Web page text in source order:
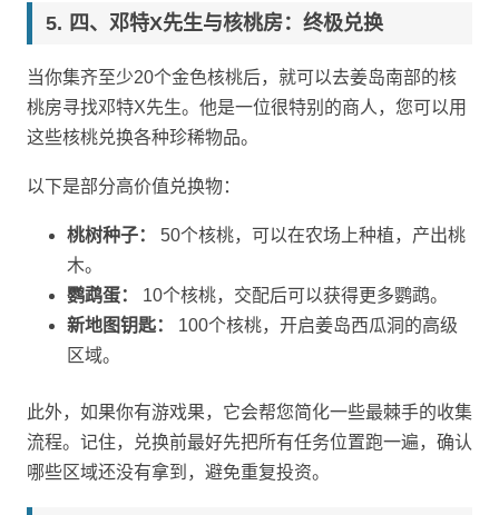
四、邓特X先生与核桃房：终极兑换
当你集齐至少20个金色核桃后，就可以去姜岛南部的核
桃房寻找邓特X先生。他是一位很特别的商人，您可以用
这些核桃兑换各种珍稀物品。
以下是部分高价值兑换物：
桃树种子：
50个核桃，可以在农场上种植，产出桃
木。
鹦鹉蛋：
10个核桃，交配后可以获得更多鹦鹉。
新地图钥匙：
100个核桃，开启姜岛西瓜洞的高级
区域。
此外，如果你有游戏果，它会帮您简化一些最棘手的收集
流程。记住，兑换前最好先把所有任务位置跑一遍，确认
哪些区域还没有拿到，避免重复投资。